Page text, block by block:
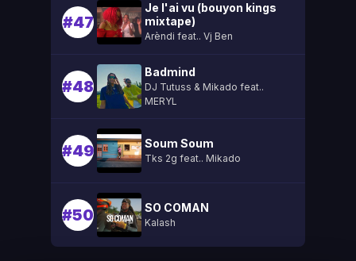
#47
Je l'ai vu (bouyon kings
mixtape)
Arèndi feat.. Vj Ben
#48
Badmind
DJ Tutuss & Mikado feat..
MERYL
#49 Soum Soum
Tks 2g feat.. Mikado
#50 SO COMAN
Kalash